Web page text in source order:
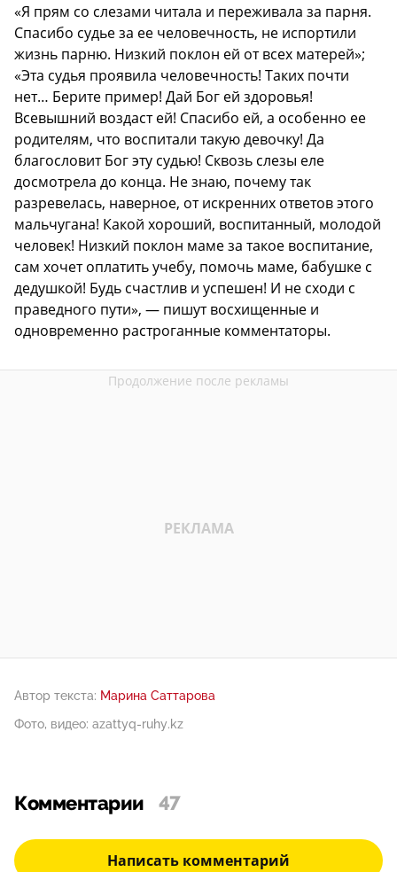
«Я прям со слезами читала и переживала за парня.
Спасибо судье за ее человечность, не испортили
жизнь парню. Низкий поклон ей от всех матерей»;
«Эта судья проявила человечность! Таких почти
нет… Берите пример! Дай Бог ей здоровья!
Всевышний воздаст ей! Спасибо ей, а особенно ее
родителям, что воспитали такую девочку! Да
благословит Бог эту судью! Сквозь слезы еле
досмотрела до конца. Не знаю, почему так
разревелась, наверное, от искренних ответов этого
мальчугана! Какой хороший, воспитанный, молодой
человек! Низкий поклон маме за такое воспитание,
сам хочет оплатить учебу, помочь маме, бабушке с
дедушкой! Будь счастлив и успешен! И не сходи с
праведного пути», — пишут восхищенные и
одновременно растроганные комментаторы.
Автор текста: Марина Саттарова
Фото, видео: azattyq-ruhy.kz
Комментарии 47
Написать комментарий